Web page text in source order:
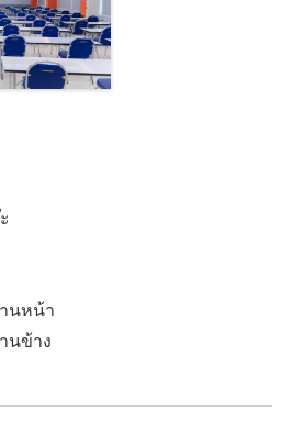
นหน้า
นข้าง